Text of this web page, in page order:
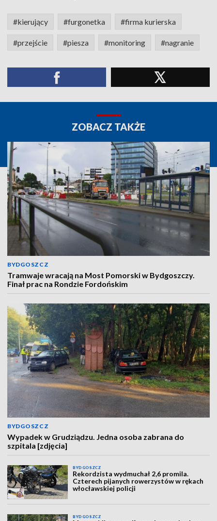
#kierujący #furgonetka #firma kurierska
#przejście #piesza #monitoring #nagranie
ZOBACZ TAKŻE
BYDGOSZCZ
Tramwaje wracają na Most Pomorski w Bydgoszczy.
Finał prac na Rondzie Fordońskim
BYDGOSZCZ
Wypadek w Grudziądzu. Jedna osoba zabrana do
szpitala [zdjęcia]
BYDGOSZCZ
Rekordzista wydmuchał 2,6 promila.
Czterech pijanych rowerzystów w rękach
włocławskiej policji
BYDGOSZCZ